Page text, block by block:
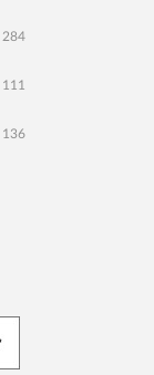
284
111
136